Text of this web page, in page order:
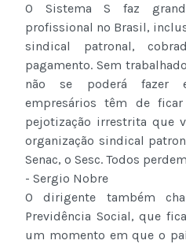
O Sistema S faz
profissional no Brasil,
sindical patronal,
pagamento. Sem
não se poderá fazer
empresários têm de
pejotização irrestrita que
organização sindical
Senac, o Sesc. Todos perdem
- Sergio Nobre
O dirigente também
Previdência Social, que
um momento em que o